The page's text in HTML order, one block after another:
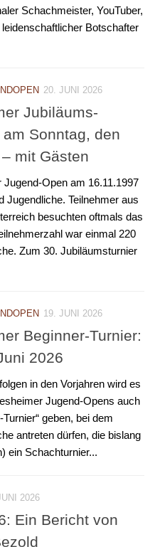
Schachmeister, YouTuber,
Botschafter
20. JUNI 2026
Jubiläums-
Sonntag, den
mit Gästen
Open am 16.11.1997
Jugendliche. Teilnehmer aus
besuchten oftmals das
war einmal 220
Zum 30. Jubiläumsturnier
19. JUNI 2026
Beginner-Turnier:
2026
in den Vorjahren wird es
Jugend-Opens auch
geben, bei dem
antreten dürfen, die bislang
ein Schachturnier...
2026
Ein Bericht von